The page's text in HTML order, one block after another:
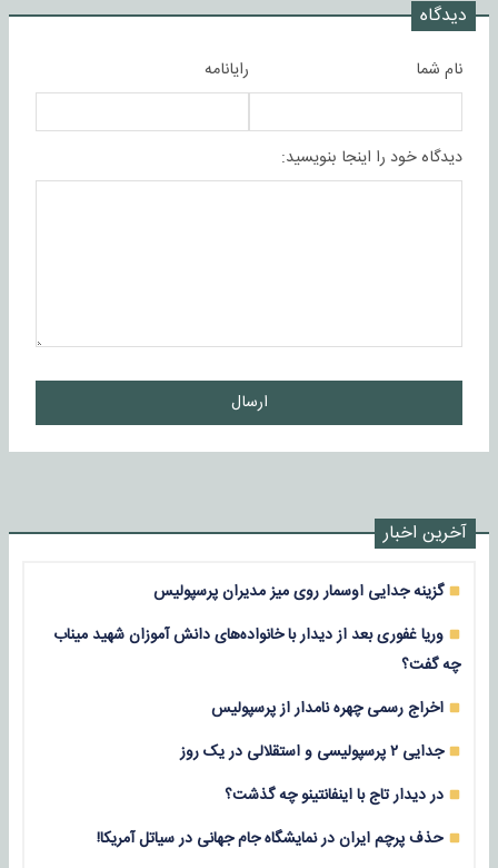
دیدگاه
نام شما رایانامه
دیدگاه خود را اینجا بنویسید:
ارسال
آخرین اخبار
گزینه جدایی اوسمار روی میز مدیران پرسپولیس
وریا غفوری بعد از دیدار با خانواده‌های دانش آموزان شهید میناب
چه گفت؟
اخراج رسمی چهره نامدار از پرسپولیس
جدایی ۲ پرسپولیسی و استقلالی در یک روز
در دیدار تاج با اینفانتینو چه گذشت؟
حذف پرچم ایران در نمایشگاه جام جهانی در سیاتل آمریکا!